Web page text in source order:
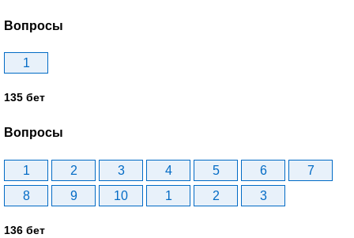
Вопросы
1
135 бет
Вопросы
1 2 3 4 5 6
7
8
9 10 1 2 3
136 бет